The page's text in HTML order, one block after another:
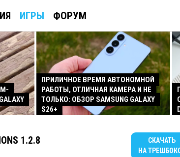
ИГРЫ ФОРУМ
ПРИЛИЧНОЕ ВРЕМЯ АВТОНОМНОЙ
РАБОТЫ, ОТЛИЧНАЯ КАМЕРА И НЕ
ТОЛЬКО: ОБЗОР SAMSUNG GALAXY
S26+
1.2.8
СКАЧАТЬ
НА